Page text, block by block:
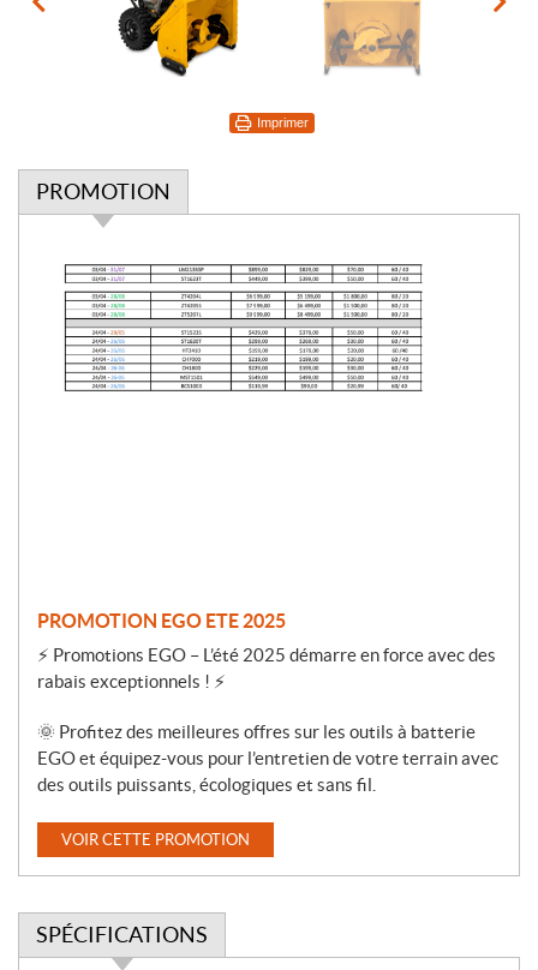
Imprimer
PROMOTION
PROMOTION EGO ETE 2025
⚡ Promotions EGO – L’été 2025 démarre en force avec des
rabais exceptionnels ! ⚡
🌞 Profitez des meilleures offres sur les outils à batterie
EGO et équipez-vous pour l’entretien de votre terrain avec
des outils puissants, écologiques et sans fil.
VOIR CETTE PROMOTION
SPÉCIFICATIONS